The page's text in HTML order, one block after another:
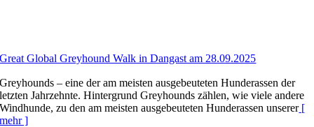
Great Global Greyhound Walk in Dangast am 28.09.2025
Greyhounds – eine der am meisten ausgebeuteten Hunderassen der
letzten Jahrzehnte. Hintergrund Greyhounds zählen, wie viele andere
Windhunde, zu den am meisten ausgebeuteten Hunderassen unserer[
mehr ]